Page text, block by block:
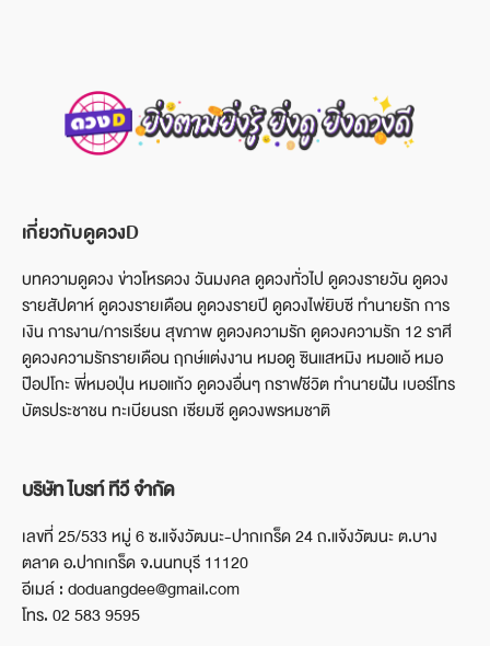
เกี่ยวกับดูดวงD
บทความดูดวง ข่าวโหรดวง วันมงคล ดูดวงทั่วไป ดูดวงรายวัน ดูดวง
รายสัปดาห์ ดูดวงรายเดือน ดูดวงรายปี ดูดวงไพ่ยิบซี ทำนายรัก การ
เงิน การงาน/การเรียน สุขภาพ ดูดวงความรัก ดูดวงความรัก 12 ราศี
ดูดวงความรักรายเดือน ฤกษ์แต่งงาน หมอดู ซินแสหมิง หมอแอ้ หมอ
ป๊อปโกะ พี่หมอปุ่น หมอแก้ว ดูดวงอื่นๆ กราฟชีวิต ทำนายฝัน เบอร์โทร
บัตรประชาชน ทะเบียนรถ เซียมซี ดูดวงพรหมชาติ
บริษัท ไบรท์ ทีวี จำกัด
เลขที่ 25/533 หมู่ 6 ซ.แจ้งวัฒนะ-ปากเกร็ด 24 ถ.แจ้งวัฒนะ ต.บาง
ตลาด อ.ปากเกร็ด จ.นนทบุรี 11120
อีเมล์ : doduangdee@gmail.com
โทร. 02 583 9595